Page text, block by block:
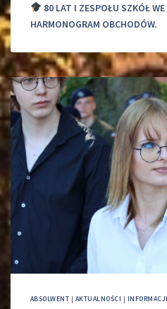
80 LAT I ZESPOŁU SZKÓŁ
HARMONOGRAM OBCHODÓW.
ABSOLWENT | AKTUALNOŚCI |